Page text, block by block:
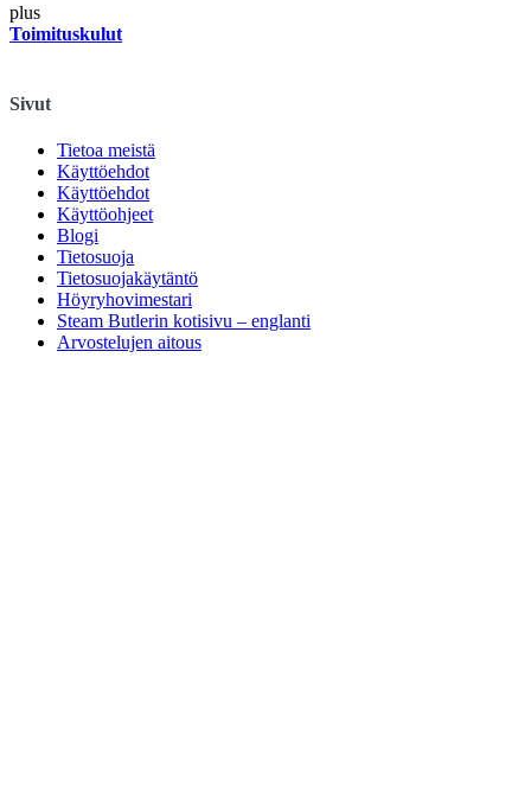
plus
Toimituskulut
Sivut
Tietoa meistä
Käyttöehdot
Käyttöehdot
Käyttöohjeet
Blogi
Tietosuoja
Tietosuojakäytäntö
Höyryhovimestari
Steam Butlerin kotisivu – englanti
Arvostelujen aitous